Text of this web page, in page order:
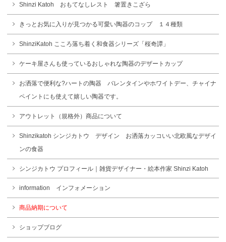
Shinzi Katoh おもてなしレスト 箸置きこざら
きっとお気に入りが見つかる可愛い陶器のコップ １４種類
ShinziKatoh こころ落ち着く和食器シリーズ「桜奇譚」
ケーキ屋さんも使っているおしゃれな陶器のデザートカップ
お洒落で便利な?ハートの陶器 バレンタインやホワイトデー、チャイナ
ペイントにも使えて嬉しい陶器です。
アウトレット（規格外）商品について
Shinzikatoh シンジカトウ デザイン お洒落カッコいい北欧風なデザイ
ンの食器
シンジカトウ プロフィール｜雑貨デザイナー・絵本作家 Shinzi Katoh
information インフォメーション
商品納期について
ショップブログ